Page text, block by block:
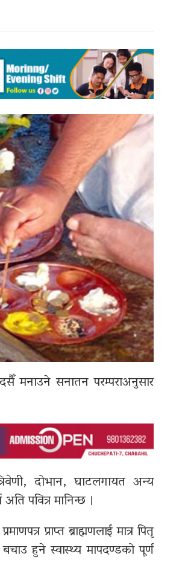
मनाउने सनातन परम्पराअनुसार
दोभान, घाटलगायत अन्य
पवित्र मानिन्छ ।
प्राप्त ब्राह्मणलाई मात्र पितृ
हुने स्वास्थ्य मापदण्डको पूर्ण